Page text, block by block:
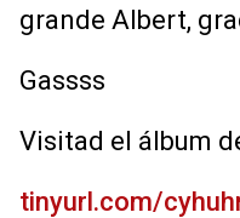
grande Albert,
Gassss
Visitad el álbum
tinyurl.com/